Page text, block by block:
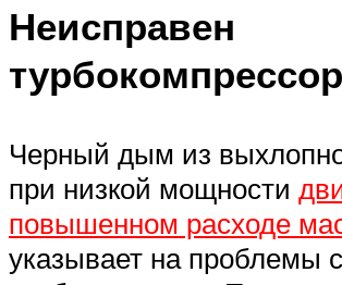
Неисправен
турбокомпрессор
Черный дым из
при низкой мощности
повышенном расходе
указывает на проблемы с